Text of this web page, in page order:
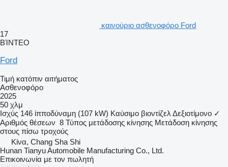
καινούριο ασθενοφόρο Ford
17
ΒΊΝΤΕΟ
Ford
Τιμή κατόπιν αιτήματος
Ασθενοφόρο
2025
50 χλμ
Ισχύς 146 ίπποδύναμη (107 kW) Καύσιμο βιοντίζελ Δεξιοτίμονο ✓
Αριθμός θέσεων 8 Τύπος μετάδοσης κίνησης Μετάδοση κίνησης
στους πίσω τροχούς
Κίνα, Chang Sha Shi
Hunan Tianyu Automobile Manufacturing Co., Ltd.
Επικοινωνία με τον πωλητή